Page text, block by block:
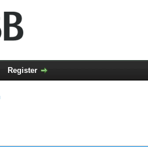
Register